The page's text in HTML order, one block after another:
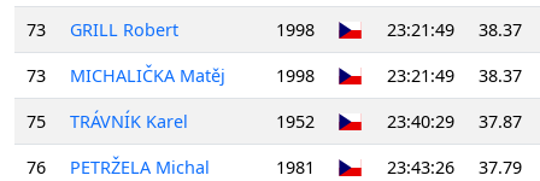
73
GRILL Robert 1998 23:21:49
38.37
73
MICHALIČKA Matěj 1998 23:21:49
38.37
75
TRÁVNÍK Karel 1952 23:40:29
37.87
76
PETRŽELA Michal 1981 23:43:26
37.79